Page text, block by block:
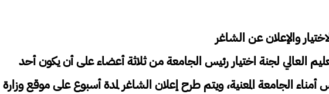
والإعلان عن الشاغر
العالي لجنة اختيار رئيس الجامعة من ثلاثة أعضاء على أن يكون أحد
الجامعة المعنية، ويتم طرح إعلان الشاغر لمدة أسبوع على موقع وزارة